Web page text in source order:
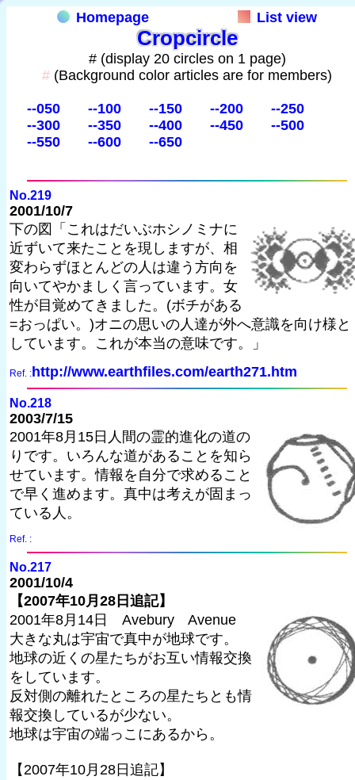
Homepage List view
Cropcircle
# (display 20 circles on 1 page)
# (Background color articles are for members)
--050 --100 --150 --200
--250
--300
--350 --400 --450
--500
--550
--600 --650
No.219
2001/10/7
下の図「これはだいぶホシノミナに
近ずいて来たことを現しますが、相
変わらずほとんどの人は違う方向を
向いてやかましく言っています。女
性が目覚めてきました。(ボチがある
=おっぱい。)オニの思いの人達が外へ意識を向け様と
しています。これが本当の意味です。」
Ref. : http://www.earthfiles.com/earth271.htm
No.218
2003/7/15
2001年8月15日人間の霊的進化の道の
りです。いろんな道があることを知ら
せています。情報を自分で求めること
で早く進めます。真中は考えが固まっ
ている人。
Ref. :
No.217
2001/10/4
【2007年10月28日追記】
2001年8月14日 Avebury Avenue
大きな丸は宇宙で真中が地球です。
地球の近くの星たちがお互い情報交換
をしています。
反対側の離れたところの星たちとも情
報交換しているが少ない。
地球は宇宙の端っこにあるから。
【2007年10月28日追記】